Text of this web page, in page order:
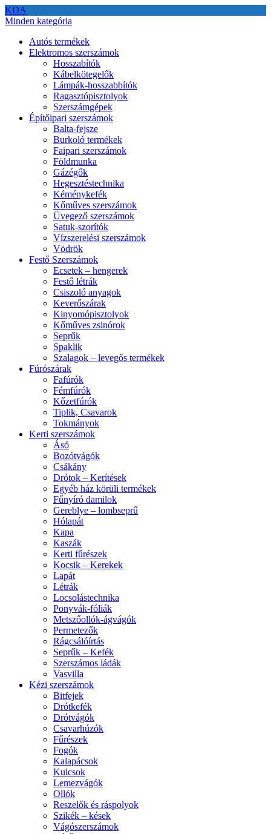
KDA
Minden kategória
Autós termékek
Elektromos szerszámok
Hosszabítók
Kábelkötegelők
Lámpák-hosszabbítók
Ragasztópisztolyok
Szerszámgépek
Építőipari szerszámok
Balta-fejsze
Burkoló termékek
Faipari szerszámok
Földmunka
Gázégők
Hegesztéstechnika
Kéménykefék
Kőműves szerszámok
Üvegező szerszámok
Satuk-szorítók
Vízszerelési szerszámok
Vödrök
Festő Szerszámok
Ecsetek – hengerek
Festő létrák
Csiszoló anyagok
Keverőszárak
Kinyomópisztolyok
Kőműves zsinórok
Seprűk
Spaklik
Szalagok – levegős termékek
Fúrószárak
Fafúrók
Fémfúrók
Kőzetfúrók
Tiplik, Csavarok
Tokmányok
Kerti szerszámok
Ásó
Bozótvágók
Csákány
Drótok – Kerítések
Egyéb ház körüli termékek
Fűnyíró damilok
Gereblye – lombseprű
Hólapát
Kapa
Kaszák
Kerti fűrészek
Kocsik – Kerekek
Lapát
Létrák
Locsolástechnika
Ponyvák-fóliák
Metszőollók-ágvágók
Permetezők
Rágcsálóírtás
Seprűk – Kefék
Szerszámos ládák
Vasvilla
Kézi szerszámok
Bitfejek
Drótkefék
Drótvágók
Csavarhúzók
Fűrészek
Fogók
Kalapácsok
Kulcsok
Lemezvágók
Ollók
Reszelők és ráspolyok
Szikék – kések
Vágószerszámok